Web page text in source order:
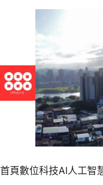
首頁數位科技AI人工智